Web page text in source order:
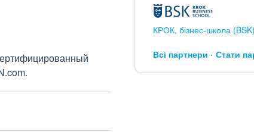
КРОК, бізнес-школа (BSK)
Всі партнери Стати